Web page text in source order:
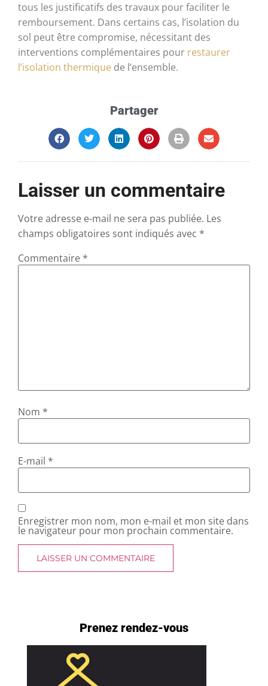
tous les justificatifs des travaux pour faciliter le
remboursement. Dans certains cas, l’isolation du
sol peut être compromise, nécessitant des
interventions complémentaires pour restaurer
l’isolation thermique de l’ensemble.
Partager
Laisser un commentaire
Votre adresse e-mail ne sera pas publiée. Les
champs obligatoires sont indiqués avec *
Commentaire *
Nom *
E-mail *
Enregistrer mon nom, mon e-mail et mon site dans
le navigateur pour mon prochain commentaire.
Prenez rendez-vous